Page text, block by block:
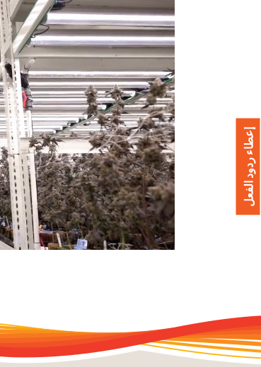
إعطاء ردود الفعل